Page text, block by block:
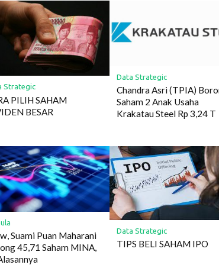
Strategic
PILIH SAHAM
BESAR
Data Strategic
Chandra Asri (TPIA)
Saham 2 Anak Usaha
Krakatau Steel Rp 3,24 T
Suami Puan Maharani
45,71 Saham MINA,
Data Strategic
TIPS BELI SAHAM IPO